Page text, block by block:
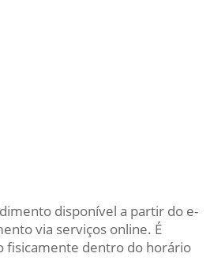
disponível a partir do e-
via serviços online. É
fisicamente dentro do horário